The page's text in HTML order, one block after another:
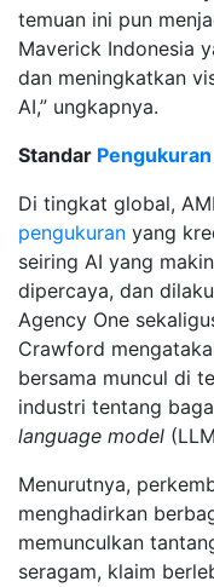
temuan ini pun
Maverick Indonesia
dan meningkatkan
AI,” ungkapnya.
Standar Pengukuran
Di tingkat global,
pengukuran yang
seiring AI yang
dipercaya, dan
Agency One
Crawford
bersama muncul di
industri tentang
language model
Menurutnya,
menghadirkan
memunculkan
seragam, klaim